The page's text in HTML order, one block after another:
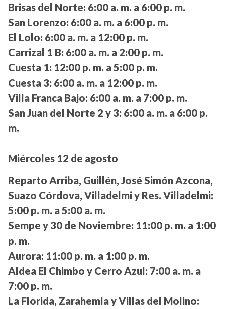
Brisas del Norte: 6:00 a. m. a 6:00 p. m.
San Lorenzo: 6:00 a. m. a 6:00 p. m.
El Lolo: 6:00 a. m. a 12:00 p. m.
Carrizal 1 B: 6:00 a. m. a 2:00 p. m.
Cuesta 1: 12:00 p. m. a 5:00 p. m.
Cuesta 3: 6:00 a. m. a 12:00 p. m.
Villa Franca Bajo: 6:00 a. m. a 7:00 p. m.
San Juan del Norte 2 y 3: 6:00 a. m. a 6:00 p.
m.
Miércoles 12 de agosto
Reparto Arriba, Guillén, José Simón Azcona,
Suazo Córdova, Villadelmi y Res. Villadelmi:
5:00 p. m. a 5:00 a. m.
Sempe y 30 de Noviembre: 11:00 p. m. a 1:00
p. m.
Aurora: 11:00 p. m. a 1:00 p. m.
Aldea El Chimbo y Cerro Azul: 7:00 a. m. a
7:00 p. m.
La Florida, Zarahemla y Villas del Molino: